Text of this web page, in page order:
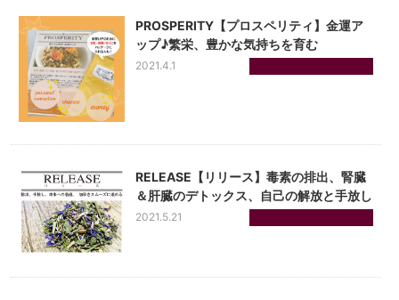
PROSPERITY【プロスペリティ】金運ア
ップ♪繁栄、豊かな気持ちを育む
2021.4.1
RELEASE【リリース】毒素の排出、腎臓
＆肝臓のデトックス、自己の解放と手放し
2021.5.21